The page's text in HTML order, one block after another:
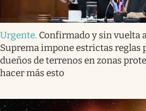
Urgente. Confirmado y sin vuelta
Suprema impone estrictas reglas
dueños de terrenos en zonas
hacer más esto